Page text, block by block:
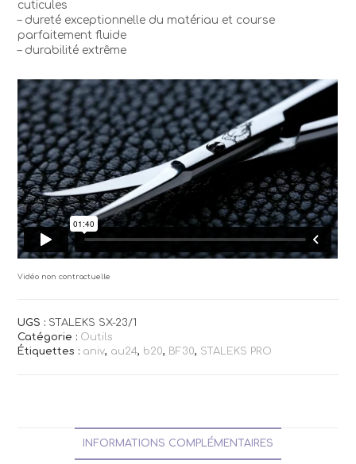
cuticules
– dureté exceptionnelle du matériau et course
parfaitement fluide
– durabilité extrême
Vidéo non contractuelle
UGS : STALEKS SX-23/1
Catégorie : Outils
Étiquettes : aniv, au24, b20, BF30, STALEKS PRO
INFORMATIONS COMPLÉMENTAIRES